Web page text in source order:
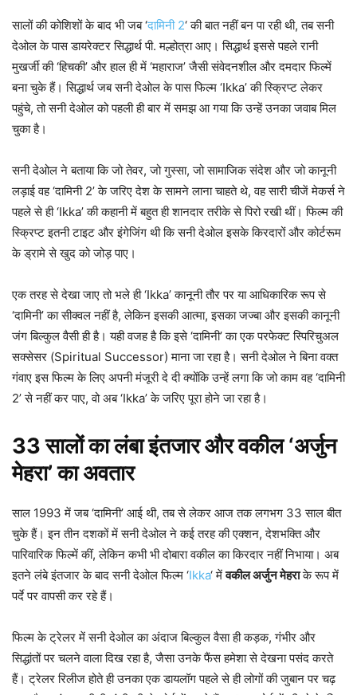
सालों की कोशिशों के बाद भी जब ‘दामिनी 2‘ की बात नहीं बन पा रही थी, तब सनी
देओल के पास डायरेक्टर सिद्धार्थ पी. मल्होत्रा आए। सिद्धार्थ इससे पहले रानी
मुखर्जी की ‘हिचकी’ और हाल ही में ‘महाराज’ जैसी संवेदनशील और दमदार फिल्में
बना चुके हैं। सिद्धार्थ जब सनी देओल के पास फिल्म ‘Ikka’ की स्क्रिप्ट लेकर
पहुंचे, तो सनी देओल को पहली ही बार में समझ आ गया कि उन्हें उनका जवाब मिल
चुका है।
सनी देओल ने बताया कि जो तेवर, जो गुस्सा, जो सामाजिक संदेश और जो कानूनी
लड़ाई वह ‘दामिनी 2’ के जरिए देश के सामने लाना चाहते थे, वह सारी चीजें मेकर्स ने
पहले से ही ‘Ikka’ की कहानी में बहुत ही शानदार तरीके से पिरो रखी थीं। फिल्म की
स्क्रिप्ट इतनी टाइट और इंगेजिंग थी कि सनी देओल इसके किरदारों और कोर्टरूम
के ड्रामे से खुद को जोड़ पाए।
एक तरह से देखा जाए तो भले ही ‘Ikka’ कानूनी तौर पर या आधिकारिक रूप से
‘दामिनी’ का सीक्वल नहीं है, लेकिन इसकी आत्मा, इसका जज्बा और इसकी कानूनी
जंग बिल्कुल वैसी ही है। यही वजह है कि इसे ‘दामिनी’ का एक परफेक्ट स्पिरिचुअल
सक्सेसर (Spiritual Successor) माना जा रहा है। सनी देओल ने बिना वक्त
गंवाए इस फिल्म के लिए अपनी मंजूरी दे दी क्योंकि उन्हें लगा कि जो काम वह ‘दामिनी
2’ से नहीं कर पाए, वो अब ‘Ikka’ के जरिए पूरा होने जा रहा है।
33 सालों का लंबा इंतजार और वकील ‘अर्जुन
मेहरा’ का अवतार
साल 1993 में जब ‘दामिनी’ आई थी, तब से लेकर आज तक लगभग 33 साल बीत
चुके हैं। इन तीन दशकों में सनी देओल ने कई तरह की एक्शन, देशभक्ति और
पारिवारिक फिल्में कीं, लेकिन कभी भी दोबारा वकील का किरदार नहीं निभाया। अब
इतने लंबे इंतजार के बाद सनी देओल फिल्म ‘Ikka‘ मेंवकील अर्जुन मेहराके रूप में
पर्दे पर वापसी कर रहे हैं।
फिल्म के ट्रेलर में सनी देओल का अंदाज बिल्कुल वैसा ही कड़क, गंभीर और
सिद्धांतों पर चलने वाला दिख रहा है, जैसा उनके फैंस हमेशा से देखना पसंद करते
हैं। ट्रेलर रिलीज होते ही उनका एक डायलॉग पहले से ही लोगों की जुबान पर चढ़